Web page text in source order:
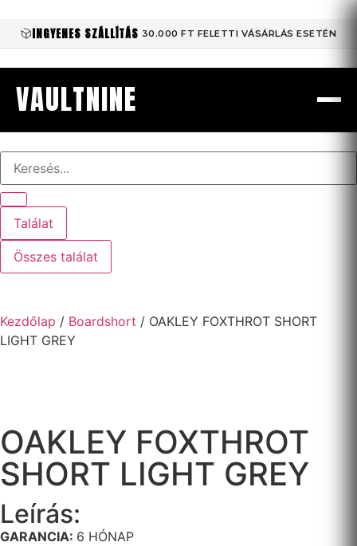
INGYENES SZÁLLÍTÁS 30.000 FT FELETTI VÁSÁRLÁS ESETÉN
VAULTNINE
Találat
Összes találat
Kezdőlap / Boardshort / OAKLEY FOXTHROT SHORT
LIGHT GREY
OAKLEY FOXTHROT
SHORT LIGHT GREY
Leírás:
GARANCIA: 6 HÓNAP